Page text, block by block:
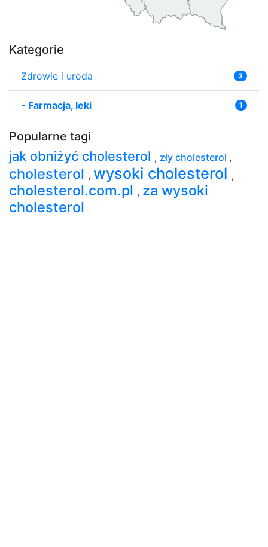
Kategorie
Zdrowie i uroda 3
- Farmacja, leki 1
Popularne tagi
jak obniżyć cholesterol , zły cholesterol ,
cholesterol , wysoki cholesterol ,
cholesterol.com.pl , za wysoki
cholesterol